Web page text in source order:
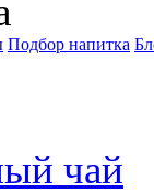
Подбор напитка
чай